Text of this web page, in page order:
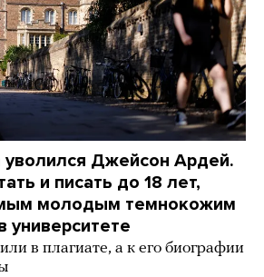
Джейсон Ардей.
и писать до 18 лет,
молодым темнокожим
университете
в плагиате, а к его биографии